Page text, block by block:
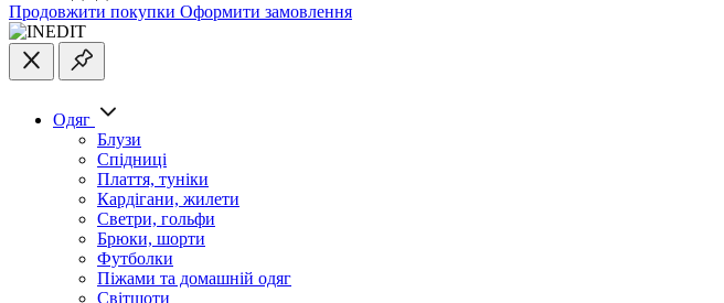
Продовжити покупки Оформити замовлення
Одяг
Блузи
Спідниці
Плаття, туніки
Кардігани, жилети
Светри, гольфи
Брюки, шорти
Футболки
Піжами та домашній одяг
Світшоти